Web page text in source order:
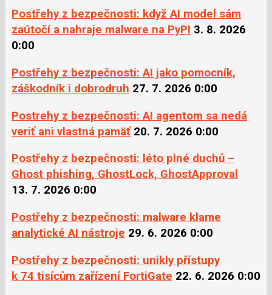
Postřehy z bezpečnosti: když AI model sám
zaútočí a nahraje malware na PyPI 3. 8. 2026
0:00
Postřehy z bezpečnosti: AI jako pomocník,
záškodník i dobrodruh 27. 7. 2026 0:00
Postrehy z bezpečnosti: AI agentom sa nedá
veriť ani vlastná pamäť 20. 7. 2026 0:00
Postřehy z bezpečnosti: léto plné duchů –
Ghost phishing, GhostLock, GhostApproval
13. 7. 2026 0:00
Postřehy z bezpečnosti: malware klame
analytické AI nástroje 29. 6. 2026 0:00
Postřehy z bezpečnosti: unikly přístupy
k 74 tisícům zařízení FortiGate 22. 6. 2026 0:00